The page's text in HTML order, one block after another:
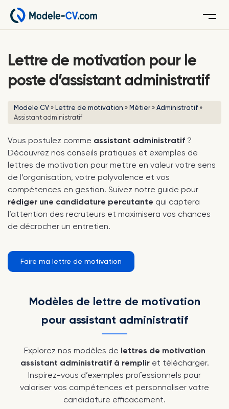
Menu
Lettre de motivation pour le
poste d’assistant administratif
Modele CV » Lettre de motivation » Métier » Administratif »
Assistant administratif
Vous postulez comme assistant administratif ?
Découvrez nos conseils pratiques et exemples de
lettres de motivation pour mettre en valeur votre sens
de l’organisation, votre polyvalence et vos
compétences en gestion. Suivez notre guide pour
rédiger une candidature percutante qui captera
l’attention des recruteurs et maximisera vos chances
de décrocher un entretien.
Faire ma lettre de motivation
Modèles de lettre de motivation
pour assistant administratif
Explorez nos modèles de lettres de motivation
assistant administratif à rempliret télécharger.
Inspirez-vous d’exemples professionnels pour
valoriser vos compétences et personnaliser votre
candidature efficacement.